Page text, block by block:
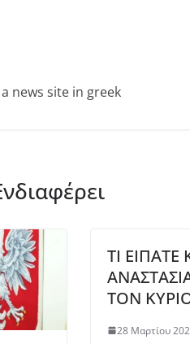
a news site in greek
ΤΙ ΕΙΠΑΤΕ
ΤΟΝ
28 Μαρτίου